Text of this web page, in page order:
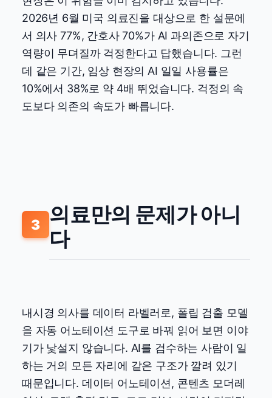
2026년 6월 미국 의료진을 대상으로 한 설문에
서 의사 77%, 간호사 70%가 AI 과의존으로 자기
역량이 무뎌질까 걱정한다고 답했습니다. 그런
데 같은 기간, 임상 현장의 AI 일일 사용률은
10%에서 38%로 약 4배 뛰었습니다. 걱정의 속
도보다 의존의 속도가 빠릅니다.
3 의료만의 문제가 아니
다
내시경 의사를 데이터 라벨러로, 폴립 검출 모델
을 자동 어노테이션 도구로 바꿔 읽어 보면 이야
기가 낯설지 않습니다. AI를 검수하는 사람이 일
하는 거의 모든 자리에 같은 구조가 깔려 있기
때문입니다. 데이터 어노테이션, 콘텐츠 모더레